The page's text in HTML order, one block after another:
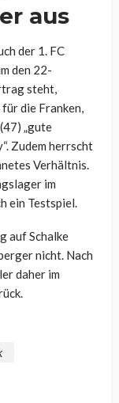
aus
der 1. FC
den 22-
steht,
die Franken,
„gute
Zudem herrscht
Verhältnis.
im
ein Testspiel.
auf Schalke
nicht. Nach
daher im